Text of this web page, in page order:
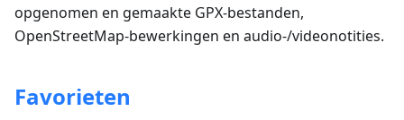
opgenomen en gemaakte GPX-bestanden,
OpenStreetMap-bewerkingen en audio-/videonotities.
Favorieten